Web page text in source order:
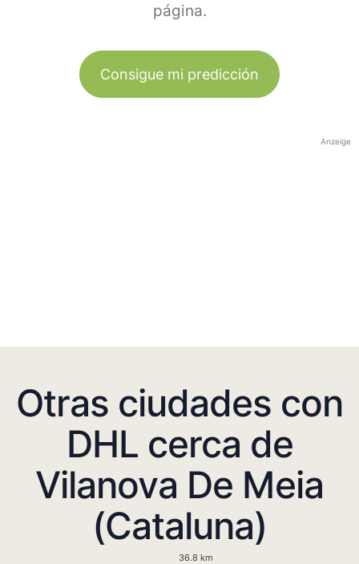
página.
Consigue mi predicción
Anzeige
Otras ciudades con
DHL cerca de
Vilanova De Meia
(Cataluna)
36.8 km